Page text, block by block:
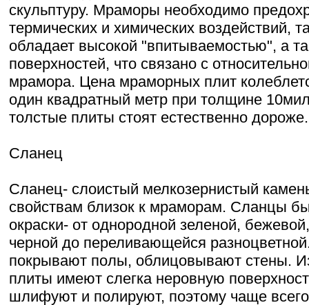
скульптуру. Мраморы необходимо
термических и химических воздействий,
обладает высокой "впитываемостью", а
поверхностей, что связано с
мрамора. Цена мраморных плит
один квадратный метр при толщине
толстые плиты стоят естественно дороже.
Сланец
Сланец- слоистый мелкозернистый
свойствам близок к мраморам. Сланцы
окраски- от однородной зеленой,
черной до переливающейся
покрывают полы, облицовывают стены.
плиты имеют слегка неровную
шлифуют и полируют, поэтому чаще